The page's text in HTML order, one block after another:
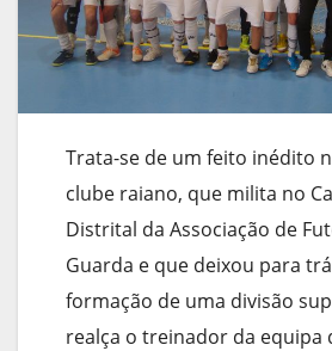
Trata-se de um feito inédito
clube raiano, que milita no
Distrital da Associação de
Guarda e que deixou para
formação de uma divisão
realça o treinador da equipa